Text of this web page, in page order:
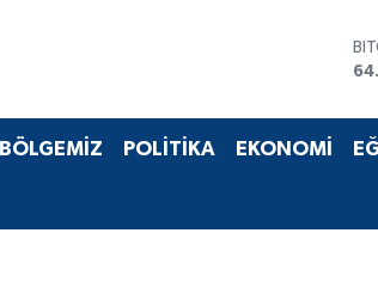
BÖLGEMİZ POLİTİKA EKONOMİ